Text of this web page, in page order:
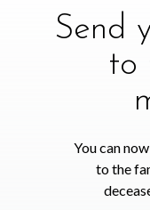
Send
to
You can
to the